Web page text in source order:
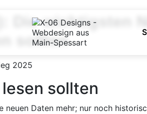
Die wichtigsten
sollten
sollten
Daten mehr; nur noch